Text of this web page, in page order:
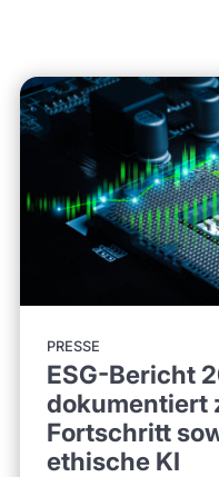
PRESSE
ESG-Bericht
dokumentiert
Fortschritt
ethische KI